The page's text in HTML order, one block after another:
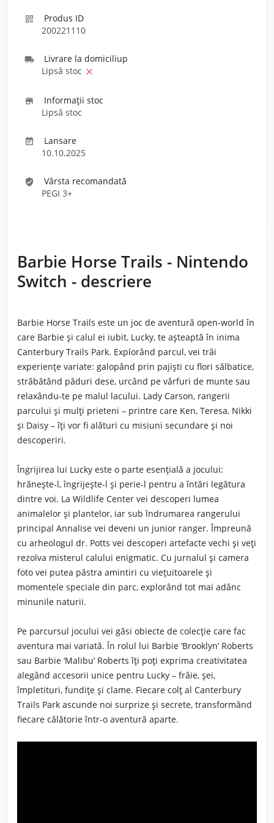

Produs ID
200221110
 Livrare la domiciliup
Lipsă stoc 

Informaţii stoc
Lipsă stoc

Lansare
10.10.2025
verified_user
Vârsta recomandată
PEGI 3+
Barbie Horse Trails - Nintendo
Switch - descriere
Barbie Horse Trails este un joc de aventură open-world în
care Barbie și calul ei iubit, Lucky, te așteaptă în inima
Canterbury Trails Park. Explorând parcul, vei trăi
experiențe variate: galopând prin pajiști cu flori sălbatice,
străbătând păduri dese, urcând pe vârfuri de munte sau
relaxându-te pe malul lacului. Lady Carson, rangerii
parcului și mulți prieteni – printre care Ken, Teresa, Nikki
și Daisy – îți vor fi alături cu misiuni secundare și noi
descoperiri.
Îngrijirea lui Lucky este o parte esențială a jocului:
hrănește-l, îngrijește-l și perie-l pentru a întări legătura
dintre voi. La Wildlife Center vei descoperi lumea
animalelor și plantelor, iar sub îndrumarea rangerului
principal Annalise vei deveni un junior ranger. Împreună
cu arheologul dr. Potts vei descoperi artefacte vechi și veți
rezolva misterul calului enigmatic. Cu jurnalul și camera
foto vei putea păstra amintiri cu viețuitoarele și
momentele speciale din parc, explorând tot mai adânc
minunile naturii.
Pe parcursul jocului vei găsi obiecte de colecție care fac
aventura mai variată. În rolul lui Barbie ‘Brooklyn’ Roberts
sau Barbie ‘Malibu’ Roberts îți poți exprima creativitatea
alegând accesorii unice pentru Lucky – frâie, șei,
împletituri, fundițe și clame. Fiecare colț al Canterbury
Trails Park ascunde noi surprize și secrete, transformând
fiecare călătorie într-o aventură aparte.